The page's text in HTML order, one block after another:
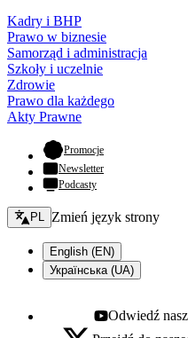
Kadry i BHP
Prawo w biznesie
Samorząd i administracja
Szkoły i uczelnie
Zdrowie
Prawo dla każdego
Akty Prawne
Promocje- otwiera się w
Newsletter
Podcasty
Zmień język - bieżący:
PL Zmień język strony
English (EN)
Українська (UA)
Youtube - otwiera się
Odwiedź